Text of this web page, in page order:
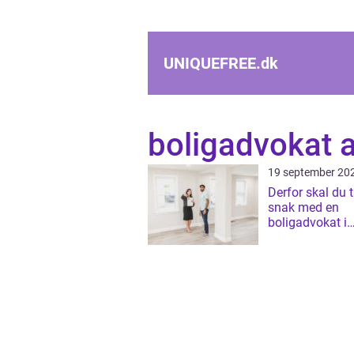
UNIQUEFREE.dk
boligadvokat
19 september
Derfor skal du
snak med en
boligadvokat i